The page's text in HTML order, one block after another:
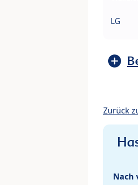
LG
Zurück
Nach